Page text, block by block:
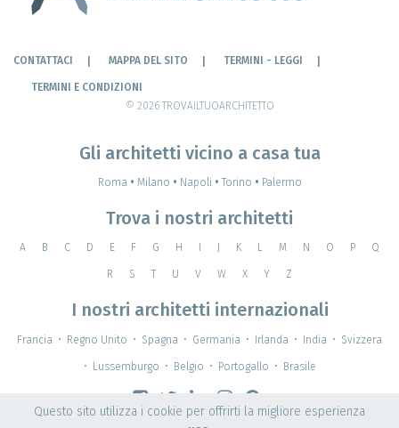
CONTATTACI MAPPA DEL SITO TERMINI - LEGGI
TERMINI E CONDIZIONI
© 2026 TROVAILTUOARCHITETTO
Gli architetti vicino a casa tua
Roma • Milano • Napoli • Torino • Palermo
Trova i nostri architetti
A B C D E F G H K L M N O P Q
R S T U V W X Y Z
I nostri architetti internazionali
Francia • Regno Unito • Spagna • Germania • Irlanda • India • Svizzera
• Lussemburgo • Belgio • Portogallo • Brasile
Questo sito utilizza i cookie per offrirti la migliore esperienza